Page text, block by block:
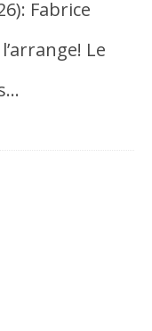
Fabrice
Le